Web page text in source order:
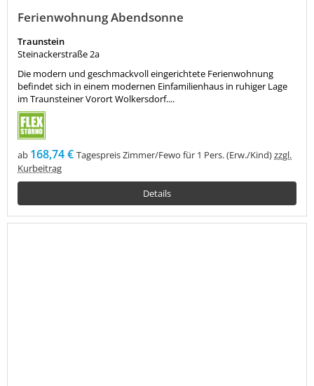
Ferienwohnung Abendsonne
Traunstein
Steinackerstraße 2a
Die modern und geschmackvoll eingerichtete Ferienwohnung
befindet sich in einem modernen Einfamilienhaus in ruhiger Lage
im Traunsteiner Vorort Wolkersdorf....
ab 168,74 € Tagespreis Zimmer/Fewo für 1 Pers. (Erw./Kind)zzgl.
Kurbeitrag
Details